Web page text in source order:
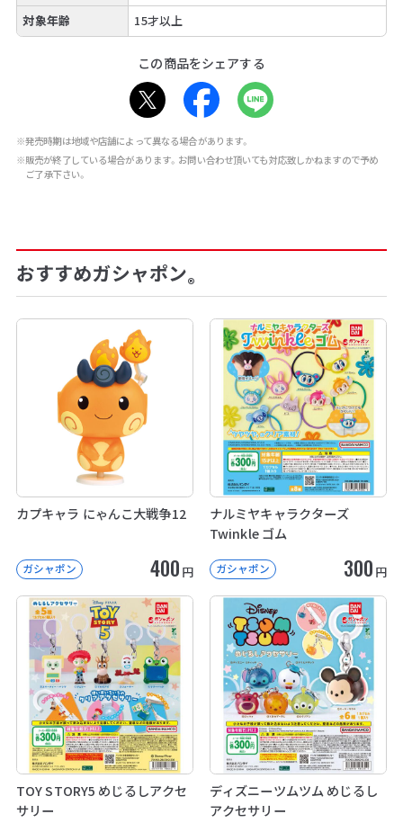
対象年齢
15才以上
この商品をシェアする
※発売時期は地域や店舗によって異なる場合があります。
※販売が終了している場合があります。お問い合わせ頂いても対応致しかねますので予め
ご了承下さい。
おすすめガシャポン®
カプキャラ にゃんこ大戦争12
ガシャポン 400 円
ナルミヤキャラクターズ
Twinkle ゴム
ガシャポン 300 円
TOY STORY5 めじるしアクセ
サリー
ディズニーツムツム めじるし
アクセサリー